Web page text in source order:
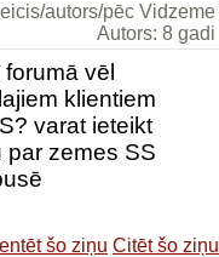
autors/pēc Vidzeme
Autors: 8 gadi
vēl
klientiem
varat ieteikt
par zemes SS
šo ziņu Citēt šo ziņu